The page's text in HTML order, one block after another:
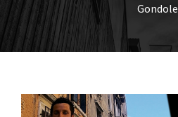
Gondole